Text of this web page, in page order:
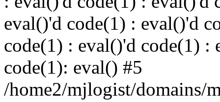
eval()'d code(1) : eval()'d
code(1) : eval()'d code(1) :
code(1): eval() #5
/home2/mjlogist/domains/